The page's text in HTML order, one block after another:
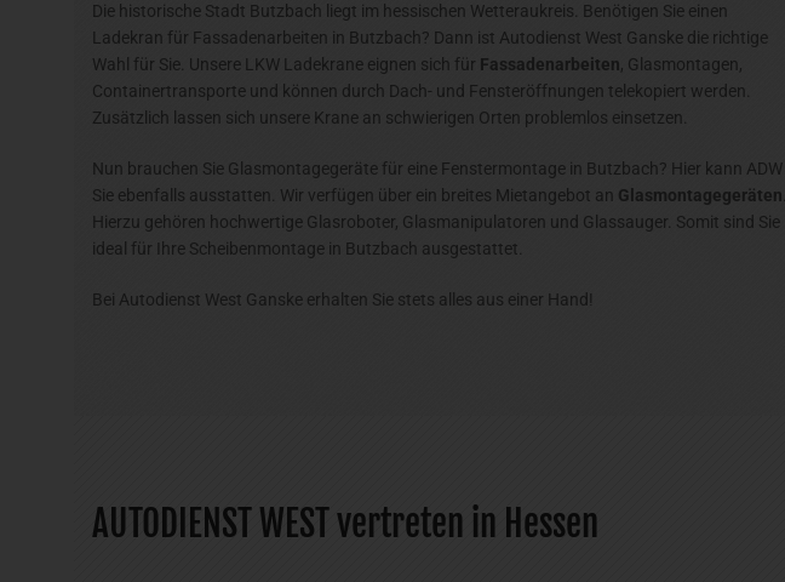
Die historische Stadt Butzbach liegt im hessischen Wetteraukreis. Benötigen Sie einen
Ladekran für Fassadenarbeiten in Butzbach? Dann ist Autodienst West Ganske die richtige
Wahl für Sie. Unsere LKW Ladekrane eignen sich für Fassadenarbeiten, Glasmontagen,
Containertransporte und können durch Dach- und Fensteröffnungen telekopiert werden.
Zusätzlich lassen sich unsere Krane an schwierigen Orten problemlos einsetzen.
Nun brauchen Sie Glasmontagegeräte für eine Fenstermontage in Butzbach? Hier kann ADW
Sie ebenfalls ausstatten. Wir verfügen über ein breites Mietangebot an Glasmontagegeräten
Hierzu gehören hochwertige Glasroboter, Glasmanipulatoren und Glassauger. Somit sind Sie
ideal für Ihre Scheibenmontage in Butzbach ausgestattet.
Bei Autodienst West Ganske erhalten Sie stets alles aus einer Hand!
AUTODIENST WEST vertreten in Hessen